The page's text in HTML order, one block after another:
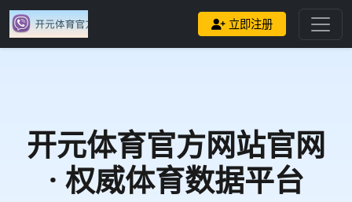
立即注册
开元体育官方网站官网
· 权威体育数据平台